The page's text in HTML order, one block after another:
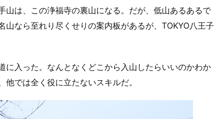
は、この浄福寺の裏山になる。だが、低山あるあるで
なら至れり尽くせりの案内板があるが、TOKYO八王子
入った。なんとなくどこから入山したらいいのかわか
では全く役に立たないスキルだ。